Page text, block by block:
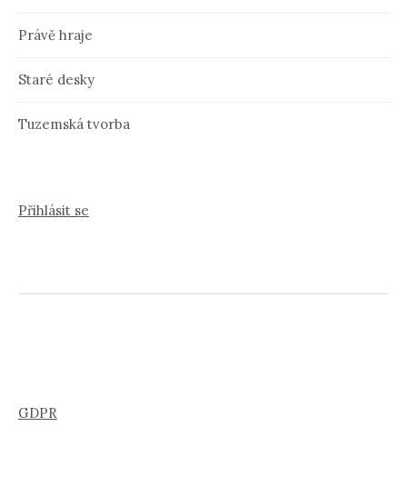
Právě hraje
Staré desky
Tuzemská tvorba
Přihlásit se
GDPR